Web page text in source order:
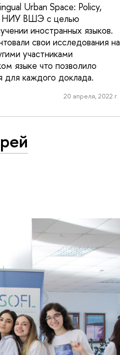
Urban Space: Policy,
НИУ ВШЭ с целью
иностранных языков.
свои исследования на
участниками
языке что позволило
для каждого доклада.
20 апреля, 2022 г.